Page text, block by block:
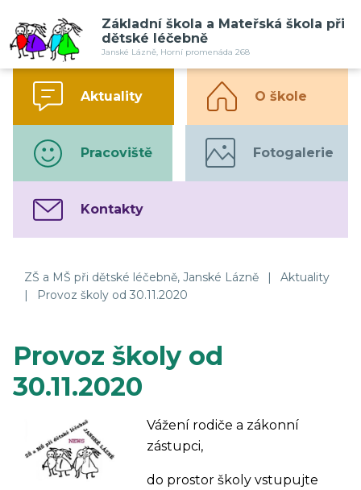
Základní škola a Mateřská škola při
dětské léčebně
Janské Lázně, Horní promenáda 268
Aktuality O škole
Pracoviště Fotogalerie
Kontakty
ZŠ a MŠ při dětské léčebně, Janské Lázně |
Aktuality
|
Provoz školy od 30.11.2020
Provoz školy od
30.11.2020
Vážení rodiče a zákonní
zástupci,
do prostor školy vstupujte